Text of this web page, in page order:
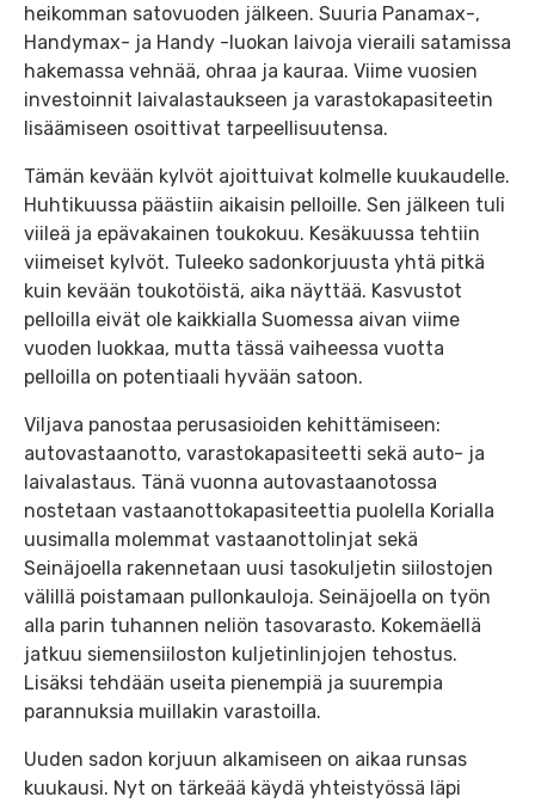
heikomman satovuoden jälkeen. Suuria Panamax-,
Handymax- ja Handy -luokan laivoja vieraili satamissa
hakemassa vehnää, ohraa ja kauraa. Viime vuosien
investoinnit laivalastaukseen ja varastokapasiteetin
lisäämiseen osoittivat tarpeellisuutensa.
Tämän kevään kylvöt ajoittuivat kolmelle kuukaudelle.
Huhtikuussa päästiin aikaisin pelloille. Sen jälkeen tuli
viileä ja epävakainen toukokuu. Kesäkuussa tehtiin
viimeiset kylvöt. Tuleeko sadonkorjuusta yhtä pitkä
kuin kevään toukotöistä, aika näyttää. Kasvustot
pelloilla eivät ole kaikkialla Suomessa aivan viime
vuoden luokkaa, mutta tässä vaiheessa vuotta
pelloilla on potentiaali hyvään satoon.
Viljava panostaa perusasioiden kehittämiseen:
autovastaanotto, varastokapasiteetti sekä auto- ja
laivalastaus. Tänä vuonna autovastaanotossa
nostetaan vastaanottokapasiteettia puolella Korialla
uusimalla molemmat vastaanottolinjat sekä
Seinäjoella rakennetaan uusi tasokuljetin siilostojen
välillä poistamaan pullonkauloja. Seinäjoella on työn
alla parin tuhannen neliön tasovarasto. Kokemäellä
jatkuu siemensiiloston kuljetinlinjojen tehostus.
Lisäksi tehdään useita pienempiä ja suurempia
parannuksia muillakin varastoilla.
Uuden sadon korjuun alkamiseen on aikaa runsas
kuukausi. Nyt on tärkeää käydä yhteistyössä läpi